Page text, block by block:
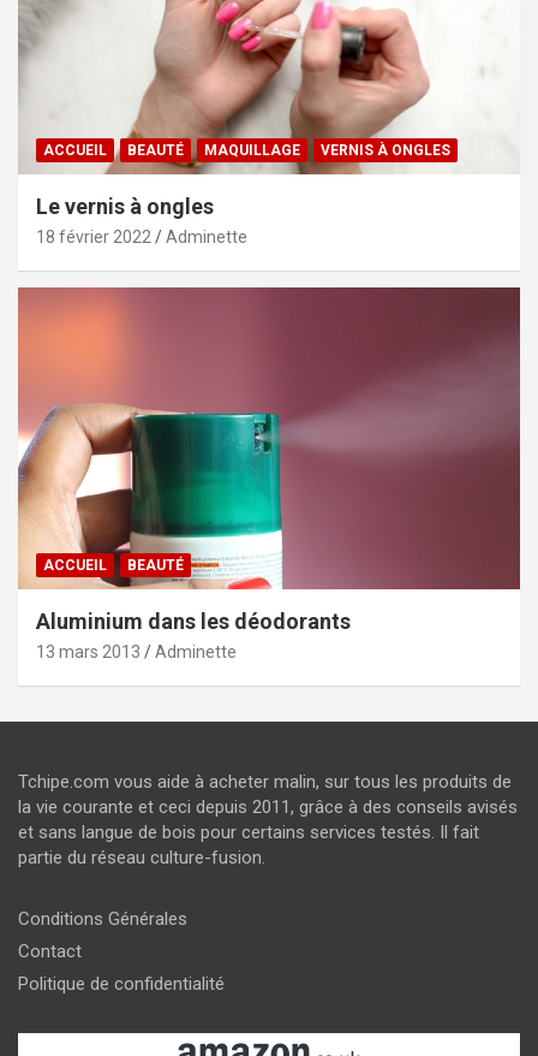
ACCUEIL BEAUTÉ MAQUILLAGE VERNIS À ONGLES
Le vernis à ongles
18 février 2022 Adminette
ACCUEIL BEAUTÉ
Aluminium dans les déodorants
13 mars 2013 Adminette
Tchipe.com vous aide à acheter malin, sur tous les produits de
la vie courante et ceci depuis 2011, grâce à des conseils avisés
et sans langue de bois pour certains services testés. Il fait
partie du réseau culture-fusion.
Conditions Générales
Contact
Politique de confidentialité